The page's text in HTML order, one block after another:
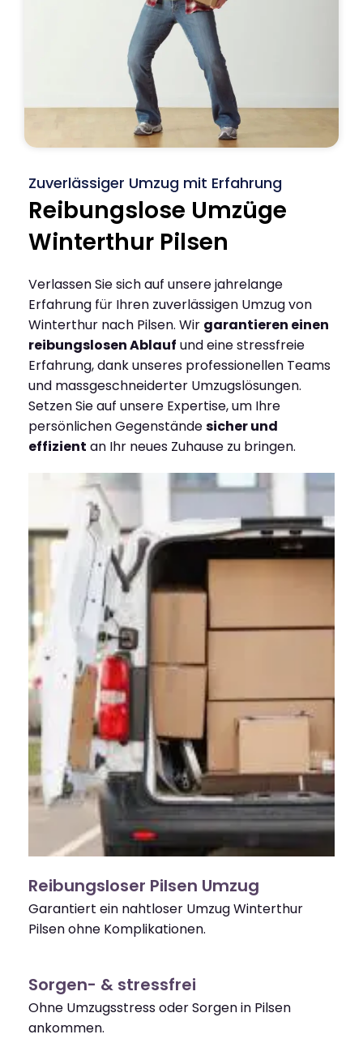
Zuverlässiger Umzug mit Erfahrung
Reibungslose Umzüge
Winterthur Pilsen
Verlassen Sie sich auf unsere jahrelange
Erfahrung für Ihren zuverlässigen Umzug von
Winterthur nach Pilsen. Wir garantieren einen
reibungslosen Ablauf und eine stressfreie
Erfahrung, dank unseres professionellen Teams
und massgeschneiderter Umzugslösungen.
Setzen Sie auf unsere Expertise, um Ihre
persönlichen Gegenständesicher und
effizient an Ihr neues Zuhause zu bringen.
Reibungsloser Pilsen Umzug
Garantiert ein nahtloser Umzug Winterthur
Pilsen ohne Komplikationen.
Sorgen- & stressfrei
Ohne Umzugsstress oder Sorgen in Pilsen
ankommen.